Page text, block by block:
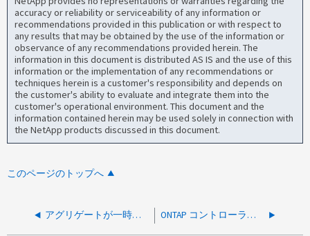
accuracy or reliability or serviceability of any information or
recommendations provided in this publication or with respect to
any results that may be obtained by the use of the information or
observance of any recommendations provided herein. The
information in this document is distributed AS IS and the use of this
information or the implementation of any recommendations or
techniques herein is a customer's responsibility and depends on
the customer's ability to evaluate and integrate them into the
customer's operational environment. This document and the
information contained herein may be used solely in connection with
the NetApp products discussed in this document.
このページのトップへ
アグリゲートが一時的に99%の容量に達する ONTAP コントローラの交換中は、アグリゲートとボリュームがオフラインになります